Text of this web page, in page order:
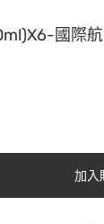
國際
加入